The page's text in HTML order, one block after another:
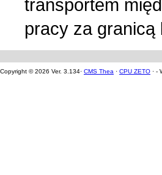
transportem
pracy za granicą
Copyright © 2026 Ver. 3.134· CMS Thea · CPU ZETO · -